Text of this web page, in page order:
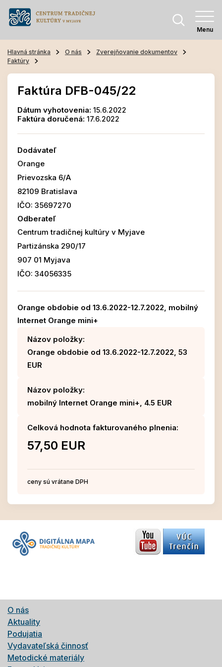
Menu
Hlavná stránka O nás
Zverejňovanie dokumentov
Faktúry
Faktúra DFB-045/22
Dátum vyhotovenia: 15.6.2022
Faktúra doručená: 17.6.2022
Dodávateľ
Orange
Prievozska 6/A
82109 Bratislava
IČO: 35697270
Odberateľ
Centrum tradičnej kultúry v Myjave
Partizánska 290/17
907 01 Myjava
IČO: 34056335
Orange obdobie od 13.6.2022-12.7.2022, mobilný
Internet Orange mini+
Názov položky:
Orange obdobie od 13.6.2022-12.7.2022, 53
EUR
Názov položky:
mobilný Internet Orange mini+, 4.5 EUR
Celková hodnota fakturovaného plnenia:
57,50 EUR
ceny sú vrátane DPH
O nás
Aktuality
Podujatia
Vydavateľská činnosť
Metodické materiály